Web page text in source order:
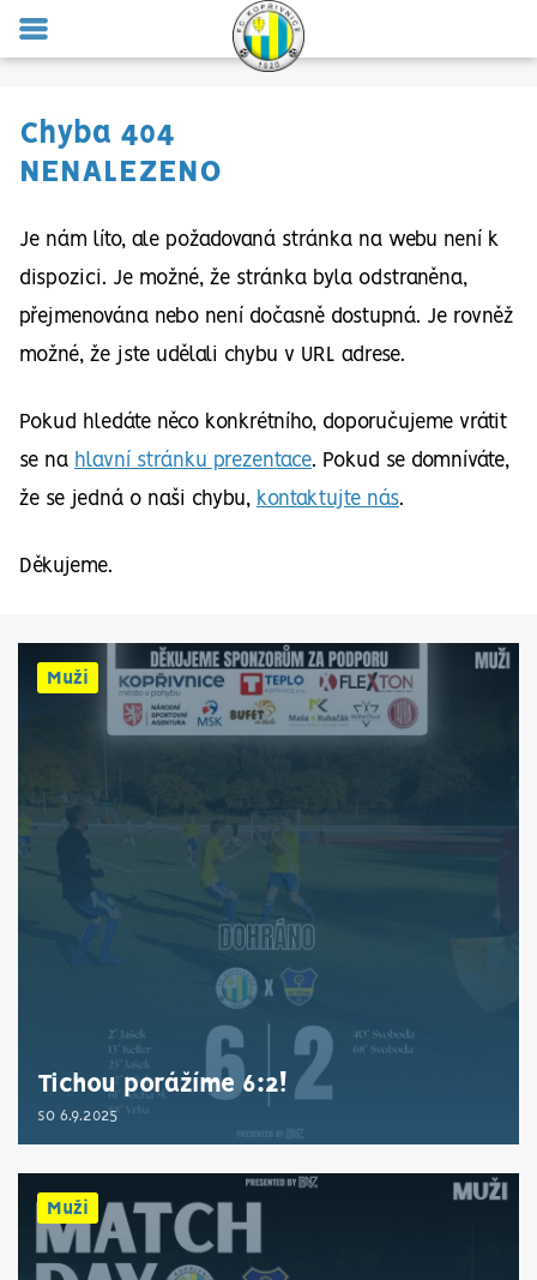
Chyba 404
NENALEZENO
Je nám líto, ale požadovaná stránka na webu není k
dispozici. Je možné, že stránka byla odstraněna,
přejmenována nebo není dočasně dostupná. Je rovněž
možné, že jste udělali chybu v URL adrese.
Pokud hledáte něco konkrétního, doporučujeme vrátit
se na hlavní stránku prezentace. Pokud se domníváte,
že se jedná o naši chybu, kontaktujte nás.
Děkujeme.
Muži
Tichou porážíme 6:2!
so 6.9.2025
Muži